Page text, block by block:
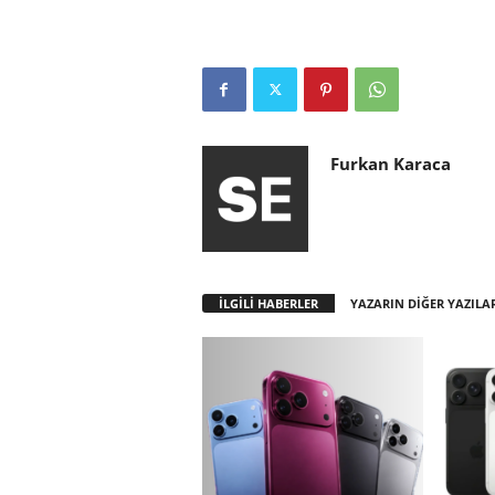
Furkan Karaca
İLGİLİ HABERLER YAZARIN DİĞER